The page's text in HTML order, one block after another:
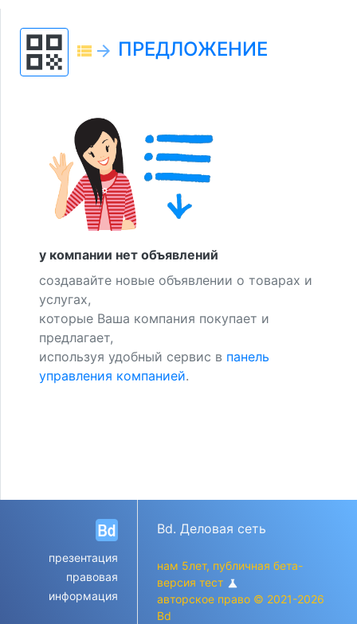
qr_code view_list arrow_forward ПРЕДЛОЖЕНИЕ
у компании нет объявлений
создавайте новые объявлении о товарах и
услугах,
которые Ваша компания покупает и
предлагает,
используя удобный сервис в панель
управления компанией.
презентация
правовая
информация
Bd. Деловая сеть
нам 5лет, публичная бета-
версия тест science
авторское право © 2021-2026
Bd